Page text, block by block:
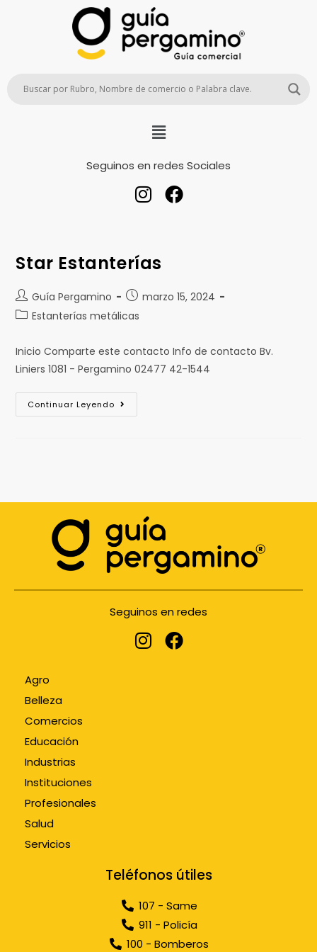
Seguinos en redes Sociales
Star Estanterías
Guía Pergamino
marzo 15, 2024
Estanterías metálicas
Inicio Comparte este contacto Info de contacto Bv.
Liniers 1081 - Pergamino 02477 42-1544
Continuar Leyendo
Seguinos en redes
Agro
Belleza
Comercios
Educación
Industrias
Instituciones
Profesionales
Salud
Servicios
Teléfonos útiles
107 - Same
911 - Policía
100 - Bomberos